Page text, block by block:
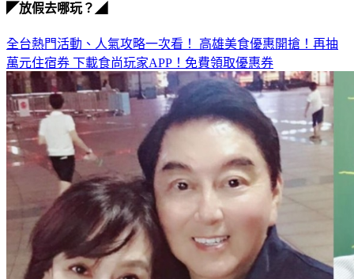
◤放假去哪玩？◢
全台熱門活動、人氣攻略一次看！ 高雄美食優惠開搶！再抽
萬元住宿券 下載食尚玩家APP！免費領取優惠券